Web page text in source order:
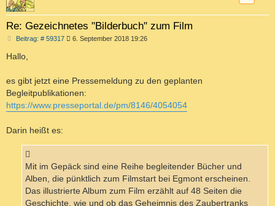
Re: Gezeichnetes "Bilderbuch" zum Film
Beitrag: # 59317B
g
6. September 2018 19:26
Hallo,
es gibt jetzt eine Pressemeldung zu den geplanten
Begleitpublikationen:
https://www.presseportal.de/pm/8146/4054054
Darin heißt es:
Mit im Gepäck sind eine Reihe begleitender Bücher und
Alben, die pünktlich zum Filmstart bei Egmont erscheinen.
Das illustrierte Album zum Film erzählt auf 48 Seiten die
Geschichte, wie und ob das Geheimnis des Zaubertranks